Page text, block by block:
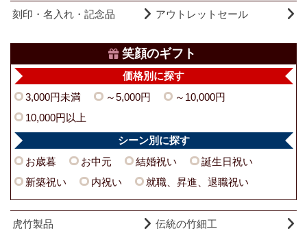
刻印・名入れ・記念品 アウトレットセール
笑顔のギフト
価格別に探す
3,000円未満 ～5,000円
～10,000円
10,000円以上
シーン別に探す
お歳暮 お中元 結婚祝い
誕生日祝い
新築祝い
内祝い 就職、昇進、退職祝い
虎竹製品 伝統の竹細工